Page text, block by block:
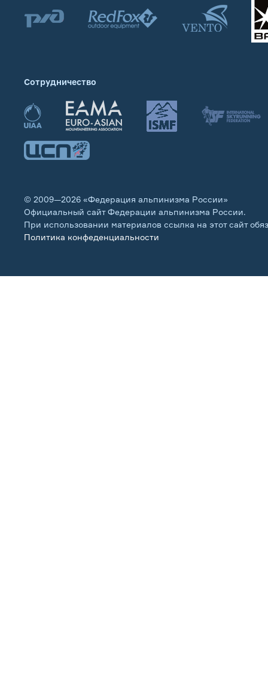
Сотрудничество
© 2009—2026 «Федерация альпинизма России»
Официальный сайт Федерации альпинизма России.
При использовании материалов ссылка на этот сайт
Политика конфеденциальности